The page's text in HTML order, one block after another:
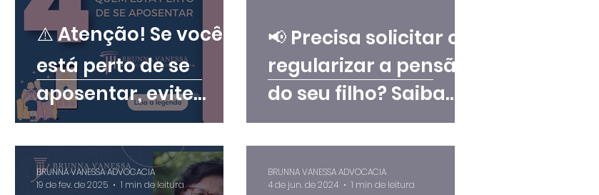
⚠️ Atenção! Se você
está perto de se
aposentar, evite
esses 4 erros:
📢 Precisa solicitar ou
regularizar a pensão
do seu filho? Saiba
como agir!
BRUNNA VANESSA ADVOCACIA
19 de fev. de 2025
1 min de leitura
BRUNNA VANESSA ADVOCACIA
4 de jun. de 2024
1 min de leitura